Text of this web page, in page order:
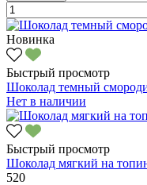
Новинка
Быстрый просмотр
Шоколад темный
Нет в наличии
Быстрый просмотр
Шоколад мягкий на
520